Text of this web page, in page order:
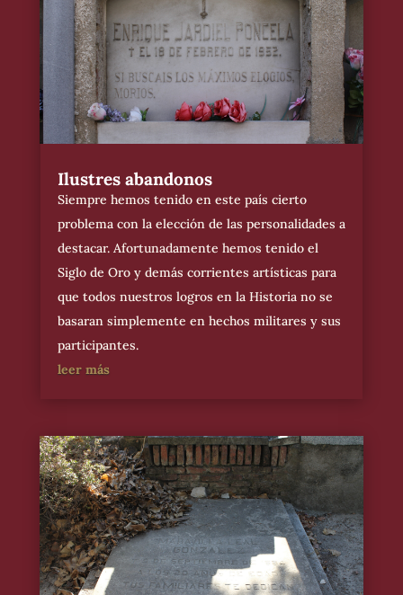
Ilustres abandonos
Siempre hemos tenido en este país cierto
problema con la elección de las personalidades a
destacar. Afortunadamente hemos tenido el
Siglo de Oro y demás corrientes artísticas para
que todos nuestros logros en la Historia no se
basaran simplemente en hechos militares y sus
participantes.
leer más